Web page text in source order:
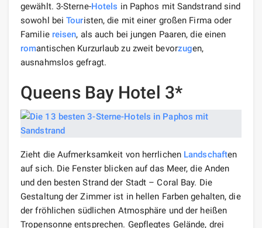
gewählt. 3-Sterne-Hotels in Paphos mit Sandstrand sind
sowohl beiTouristen, die mit einer großen Firma oder
Familie reisen, als auch bei jungen Paaren, die einen
romantischen Kurzurlaub zu zweit bevorzugen,
ausnahmslos gefragt.
Queens Bay Hotel 3*
Zieht die Aufmerksamkeit von herrlichen Landschaften
auf sich. Die Fenster blicken auf das Meer, die Anden
und den besten Strand der Stadt – Coral Bay. Die
Gestaltung der Zimmer ist in hellen Farben gehalten, die
der fröhlichen südlichen Atmosphäre und der heißen
Tropensonne entsprechen. Gepflegtes Gelände, drei